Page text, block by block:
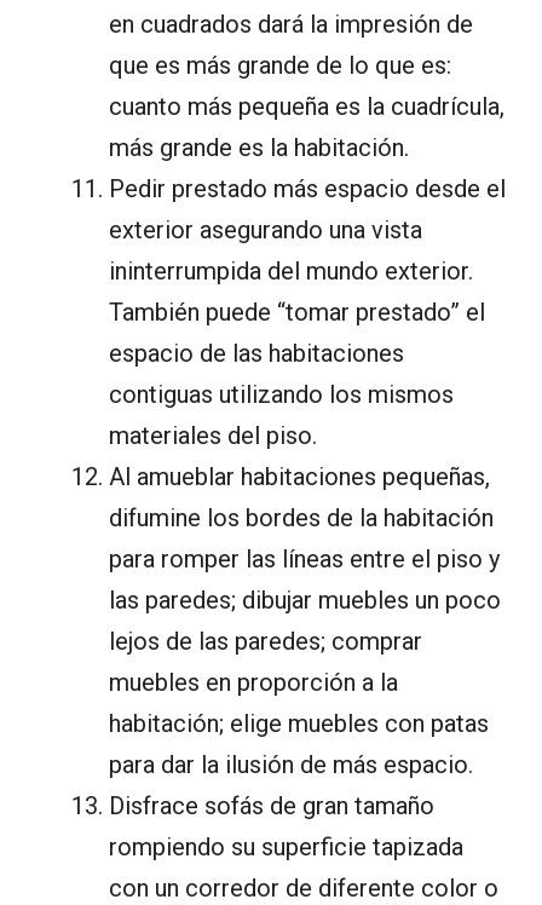
en cuadrados dará la impresión de
que es más grande de lo que es:
cuanto más pequeña es la cuadrícula,
más grande es la habitación.
Pedir prestado más espacio desde el
exterior asegurando una vista
ininterrumpida del mundo exterior.
También puede “tomar prestado” el
espacio de las habitaciones
contiguas utilizando los mismos
materiales del piso.
Al amueblar habitaciones pequeñas,
difumine los bordes de la habitación
para romper las líneas entre el piso y
las paredes; dibujar muebles un poco
lejos de las paredes; comprar
muebles en proporción a la
habitación; elige muebles con patas
para dar la ilusión de más espacio.
Disfrace sofás de gran tamaño
rompiendo su superficie tapizada
con un corredor de diferente color o